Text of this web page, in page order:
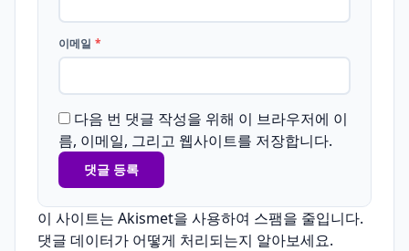
이메일 *
다음 번 댓글 작성을 위해 이 브라우저에 이
름, 이메일, 그리고 웹사이트를 저장합니다.
이 사이트는 Akismet을 사용하여 스팸을 줄입니다.
댓글 데이터가 어떻게 처리되는지 알아보세요.